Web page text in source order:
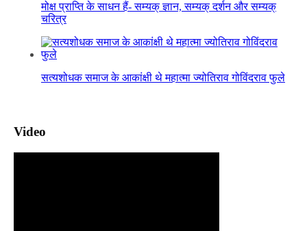
मोक्ष प्राप्ति के साधन हैं- सम्यक् ज्ञान, सम्यक् दर्शन और सम्यक्
चरित्र
सत्यशोधक समाज के आकांक्षी थे महात्मा ज्योतिराव गोविंदराव फुले
Video